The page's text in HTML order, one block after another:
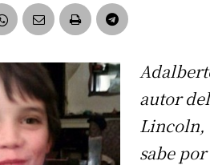
autor
Lincoln,
sabe